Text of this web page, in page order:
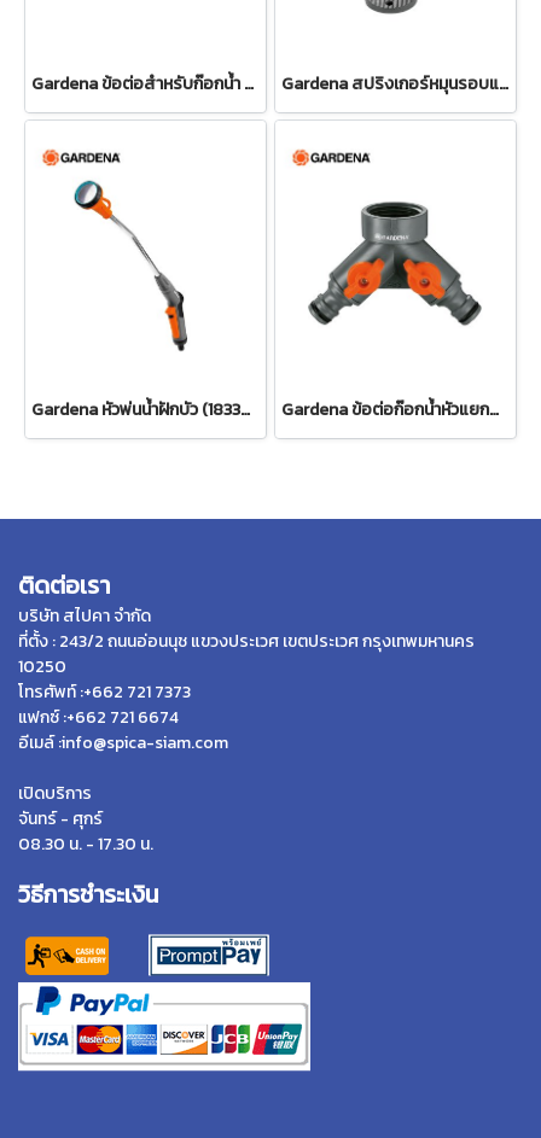
Gardena ข้อต่อสำหรับก๊อกน้ำ ขนาด 3/4" (26.5 มม.) (00921-50) Gardena สปริงเกอร์หมุนรอบแบบปรับได้ Tango (02065-20)
Gardena หัวพ่นน้ำฝักบัว (18330-20) Gardena ข้อต่อก๊อกน้ำหัวแยกสองทาง 26.5 มม. (3/4") (00938-20)
ติดต่อเรา
บริษัท สไปคา จำกัด
ที่ตั้ง : 243/2 ถนนอ่อนนุช แขวงประเวศ เขตประเวศ กรุงเทพมหานคร
10250
โทรศัพท์ :+662 721 7373
แฟกซ์ :+662 721 6674
อีเมล์ :info@spica-siam.com
เปิดบริการ
จันทร์ - ศุกร์
08.30 น. - 17.30 น.
วิธีการชำระเงิน